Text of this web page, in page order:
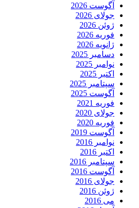
آگوست 2026
جولای 2026
ژوئن 2026
فوریه 2026
ژانویه 2026
دسامبر 2025
نوامبر 2025
اکتبر 2025
سپتامبر 2025
آگوست 2025
فوریه 2021
جولای 2020
فوریه 2020
آگوست 2019
نوامبر 2016
اکتبر 2016
سپتامبر 2016
آگوست 2016
جولای 2016
ژوئن 2016
می 2016